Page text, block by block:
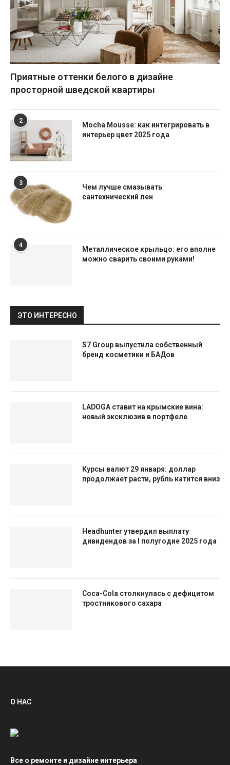
Приятные оттенки белого в дизайне
просторной шведской квартиры
2
Mocha Mousse: как интегрировать в
интерьер цвет 2025 года
3
Чем лучше смазывать
сантехнический лен
4
Металлическое крыльцо: его вполне
можно сварить своими руками!
ЭТО ИНТЕРЕСНО
S7 Group выпустила собственный
бренд косметики и БАДов
LADOGA ставит на крымские вина:
новый эксклюзив в портфеле
Курсы валют 29 января: доллар
продолжает расти, рубль катится вниз
Headhunter утвердил выплату
дивидендов за I полугодие 2025 года
Coca-Cola столкнулась с дефицитом
тростникового сахара
О НАС
Все о ремонте и дизайне интерьера